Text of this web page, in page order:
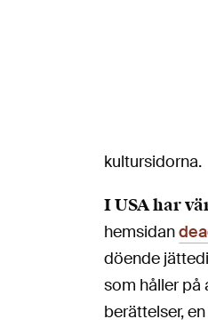
kultursidorna.
I USA har
hemsidan
döende
som håller på
berättelser,